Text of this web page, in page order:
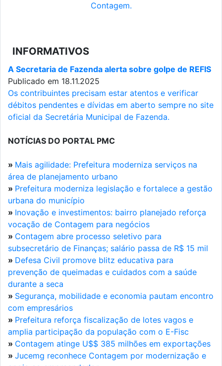
Contagem.
INFORMATIVOS
A Secretaria de Fazenda alerta sobre golpe de REFIS
Publicado em 18.11.2025
Os contribuintes precisam estar atentos e verificar
débitos pendentes e dívidas em aberto sempre no site
oficial da Secretária Municipal de Fazenda.
NOTÍCIAS DO PORTAL PMC
» Mais agilidade: Prefeitura moderniza serviços na
área de planejamento urbano
» Prefeitura moderniza legislação e fortalece a gestão
urbana do município
» Inovação e investimentos: bairro planejado reforça
vocação de Contagem para negócios
» Contagem abre processo seletivo para
subsecretário de Finanças; salário passa de R$ 15 mil
» Defesa Civil promove blitz educativa para
prevenção de queimadas e cuidados com a saúde
durante a seca
» Segurança, mobilidade e economia pautam encontro
com empresários
» Prefeitura reforça fiscalização de lotes vagos e
amplia participação da população com o E-Fisc
» Contagem atinge U$$ 385 milhões em exportações
» Jucemg reconhece Contagem por modernização e